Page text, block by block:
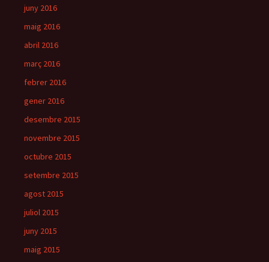
juny 2016
maig 2016
abril 2016
març 2016
febrer 2016
gener 2016
desembre 2015
novembre 2015
octubre 2015
setembre 2015
agost 2015
juliol 2015
juny 2015
maig 2015